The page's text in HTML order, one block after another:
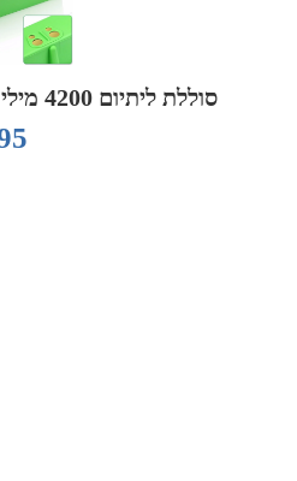
סוללת ליתיום 4200 מילי אמפר לאיי רובוט רומבה